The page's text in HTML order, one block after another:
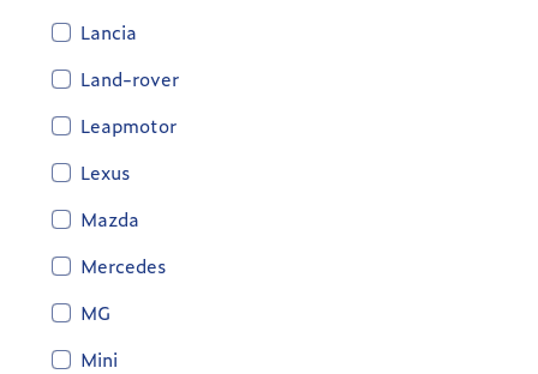
Lancia
Land-rover
Leapmotor
Lexus
Mazda
Mercedes
MG
Mini